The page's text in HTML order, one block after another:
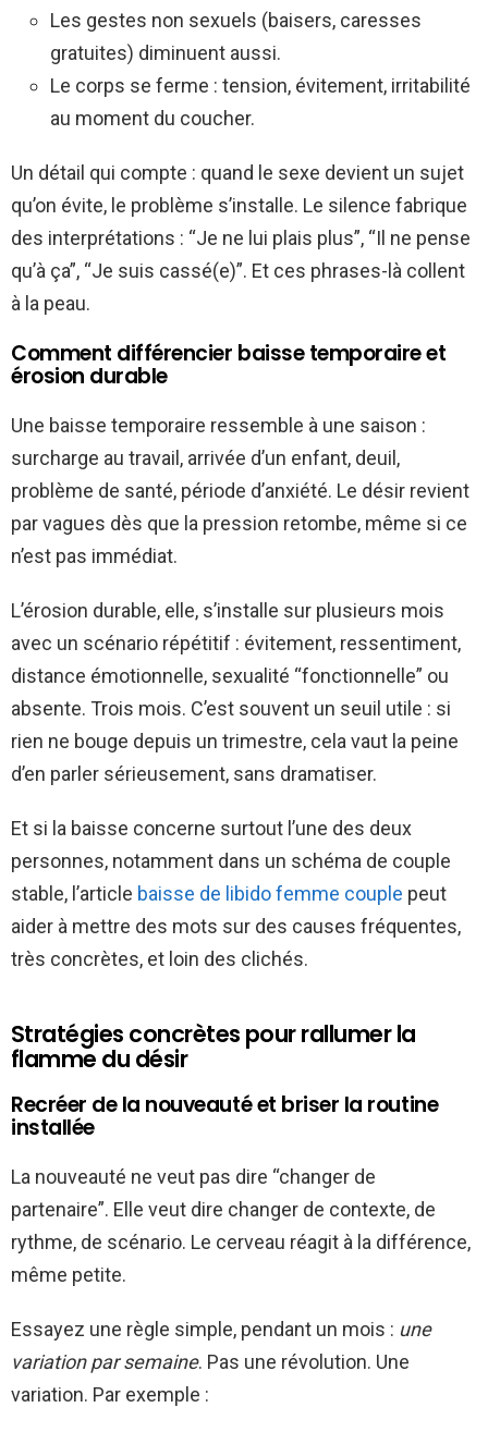
Les gestes non sexuels (baisers, caresses
gratuites) diminuent aussi.
Le corps se ferme : tension, évitement, irritabilité
au moment du coucher.
Un détail qui compte : quand le sexe devient un sujet
qu’on évite, le problème s’installe. Le silence fabrique
des interprétations : “Je ne lui plais plus”, “Il ne pense
qu’à ça”, “Je suis cassé(e)”. Et ces phrases-là collent
à la peau.
Comment différencier baisse temporaire et
érosion durable
Une baisse temporaire ressemble à une saison :
surcharge au travail, arrivée d’un enfant, deuil,
problème de santé, période d’anxiété. Le désir revient
par vagues dès que la pression retombe, même si ce
n’est pas immédiat.
L’érosion durable, elle, s’installe sur plusieurs mois
avec un scénario répétitif : évitement, ressentiment,
distance émotionnelle, sexualité “fonctionnelle” ou
absente. Trois mois. C’est souvent un seuil utile : si
rien ne bouge depuis un trimestre, cela vaut la peine
d’en parler sérieusement, sans dramatiser.
Et si la baisse concerne surtout l’une des deux
personnes, notamment dans un schéma de couple
stable, l’article baisse de libido femme couple peut
aider à mettre des mots sur des causes fréquentes,
très concrètes, et loin des clichés.
Stratégies concrètes pour rallumer la
flamme du désir
Recréer de la nouveauté et briser la routine
installée
La nouveauté ne veut pas dire “changer de
partenaire”. Elle veut dire changer de contexte, de
rythme, de scénario. Le cerveau réagit à la différence,
même petite.
Essayez une règle simple, pendant un mois : une
variation par semaine. Pas une révolution. Une
variation. Par exemple :